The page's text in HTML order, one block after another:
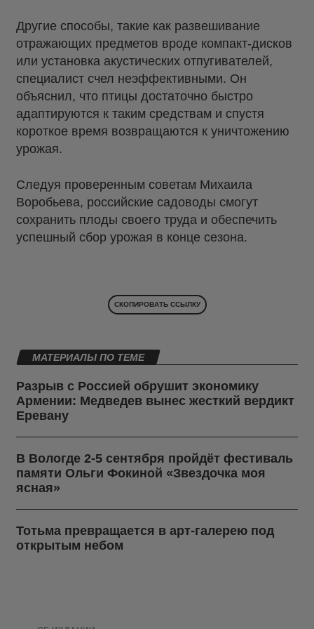
Другие способы, такие как развешивание
отражающих предметов вроде компакт-дисков
или установка акустических отпугивателей,
специалист счел неэффективными. Он
объяснил, что птицы достаточно быстро
адаптируются к таким средствам и спустя
короткое время возвращаются к уничтожению
урожая.
Следуя проверенным советам Михаила
Воробьева, российские садоводы смогут
сохранить плоды своего труда и обеспечить
успешный сбор урожая в конце сезона.
СКОПИРОВАТЬ ССЫЛКУ
МАТЕРИАЛЫ ПО ТЕМЕ
Разрыв с Россией обрушит экономику
Армении: Медведев вынес жесткий вердикт
Еревану
В Вологде 2-5 сентября пройдёт фестиваль
памяти Ольги Фокиной «Звездочка моя
ясная»
Тотьма превращается в арт-галерею под
открытым небом